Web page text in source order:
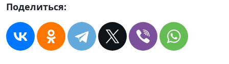
Поделиться: